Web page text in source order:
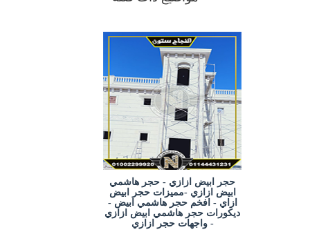
حجر ابيض ازازي - حجر هاشمي
ابيض ازازي -مميزات حجر ابيض
ازاي - افخم حجر هاشمي ابيض -
ديكورات حجر هاشمي ابيض ازازي
- واجهات حجر ازازي